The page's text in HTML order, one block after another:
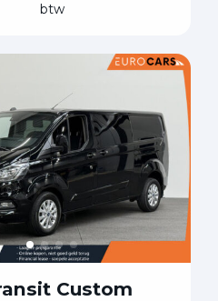
btw
Custom